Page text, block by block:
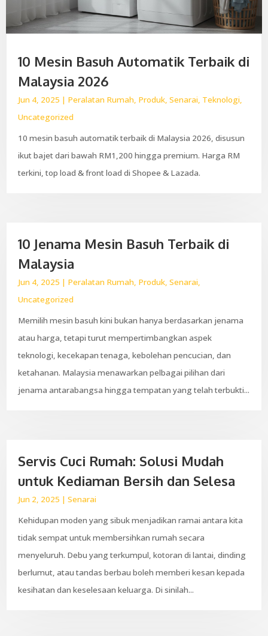
10 Mesin Basuh Automatik Terbaik di
Malaysia 2026
Jun 4, 2025 | Peralatan Rumah, Produk,Senarai, Teknologi,
Uncategorized
10 mesin basuh automatik terbaik di Malaysia 2026, disusun
ikut bajet dari bawah RM1,200 hingga premium. Harga RM
terkini, top load & front load di Shopee & Lazada.
10 Jenama Mesin Basuh Terbaik di
Malaysia
Jun 4, 2025 | Peralatan Rumah, Produk,Senarai,
Uncategorized
Memilih mesin basuh kini bukan hanya berdasarkan jenama
atau harga, tetapi turut mempertimbangkan aspek
teknologi, kecekapan tenaga, kebolehan pencucian, dan
ketahanan. Malaysia menawarkan pelbagai pilihan dari
jenama antarabangsa hingga tempatan yang telah terbukti...
Servis Cuci Rumah: Solusi Mudah
untuk Kediaman Bersih dan Selesa
Jun 2, 2025 |Senarai
Kehidupan moden yang sibuk menjadikan ramai antara kita
tidak sempat untuk membersihkan rumah secara
menyeluruh. Debu yang terkumpul, kotoran di lantai, dinding
berlumut, atau tandas berbau boleh memberi kesan kepada
kesihatan dan keselesaan keluarga. Di sinilah...